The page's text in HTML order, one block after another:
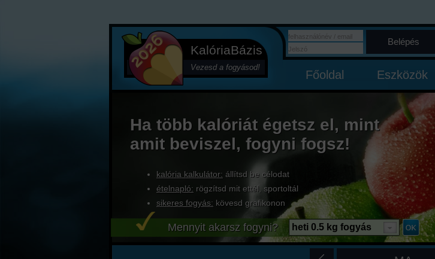
KalóriaBázis
Vezesd a fogyásod!
Belépés
Főoldal Eszközök
Ha több kalóriát égetsz el, mint
amit beviszel, fogyni fogsz!
kalória kalkulátor: állítsd be célodat
ételnapló: rögzítsd mit ettél, sportoltál
sikeres fogyás: kövesd grafikonon
Mennyit akarsz fogyni? heti 0.5 kg fogyás